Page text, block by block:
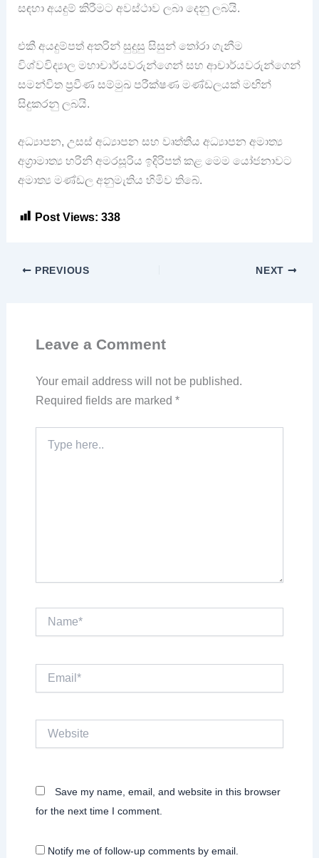
සඳහා අයදුම් කිරීමට අවස්ථාව ලබා දෙනු ලබයි.
එකී අයදුම්පත් අතරින් සුදුසු සිසුන් තෝරා ගැනීම
විශ්වවිද්‍යාල මහාචාර්යවරුන්ගෙන් සහ ආචාර්යවරුන්ගෙන්
සමන්විත ප්‍රවීණ සම්මුඛ පරීක්ෂණ මණ්ඩලයක් මඟින්
සිදුකරනු ලබයි.
අධ්‍යාපන, උසස් අධ්‍යාපන සහ වෘත්තීය අධ්‍යාපන අමාත්‍ය
අග්‍රාමාත්‍ය හරිනි අමරසූරිය ඉදිරිපත් කළ මෙම යෝජනාවට
අමාත්‍ය මණ්ඩල අනුමැතිය හිමිව තිබේ.
Post Views: 338
PREVIOUS NEXT
Leave a Comment
Your email address will not be published.
Required fields are marked *
here..
Website
Save my name, email, and website in this browser
for the next time I comment.
Notify me of follow-up comments by email.